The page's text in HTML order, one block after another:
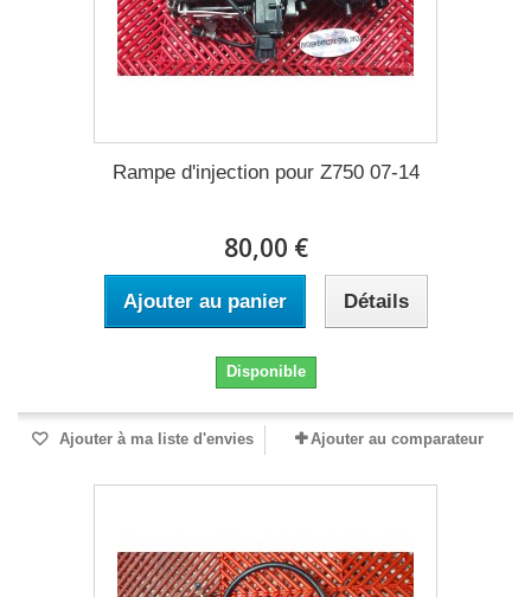
Rampe d'injection pour Z750 07-14
80,00 €
Ajouter au panier Détails
Disponible
Ajouter à ma liste d'envies Ajouter au comparateur